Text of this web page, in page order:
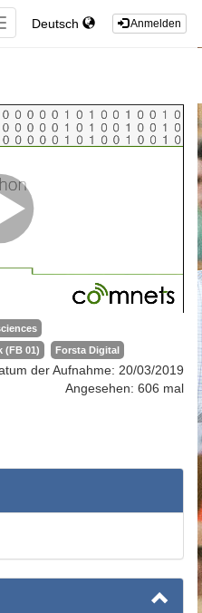
Anmelden
Deutsch
(FB 01)
Forsta Digital
der Aufnahme: 20/03/2019
Angesehen: 606 mal